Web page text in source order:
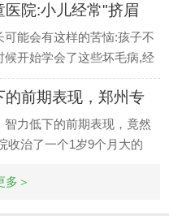
医院:小儿经常"挤眉
可能会有这样的苦恼:孩子不
候开始学会了这些坏毛病,经
妙地做出频繁眨眼、歪头、
的前期表现，郑州专
智力低下的前期表现，竟然
收治了一个1岁9个月大的
多＞